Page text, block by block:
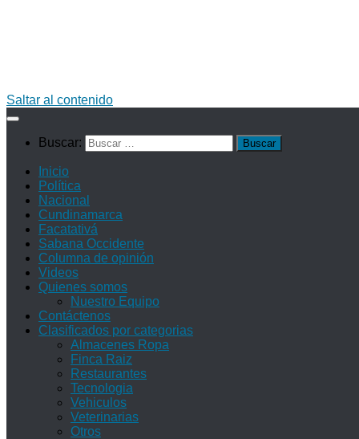
Saltar al contenido
Buscar:
Inicio
Política
Nacional
Cundinamarca
Facatativá
Sabana Occidente
Columna de opinión
Videos
Quienes somos
Nuestro Equipo
Contáctenos
Clasificados por categorias
Almacenes Ropa
Finca Raiz
Restaurantes
Tecnologia
Vehiculos
Veterinarias
Otros